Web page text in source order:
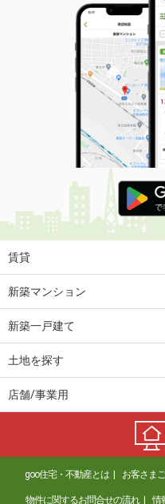
賃貸
新築マンション
新築一戸建て
土地を探す
店舗/事業用
goo住宅・不動産とは お客さま
物件に関するお問合せの流れ 情